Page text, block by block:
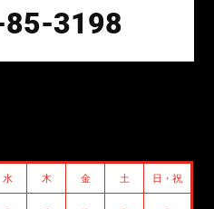
3198
水 木 金 土 日・祝